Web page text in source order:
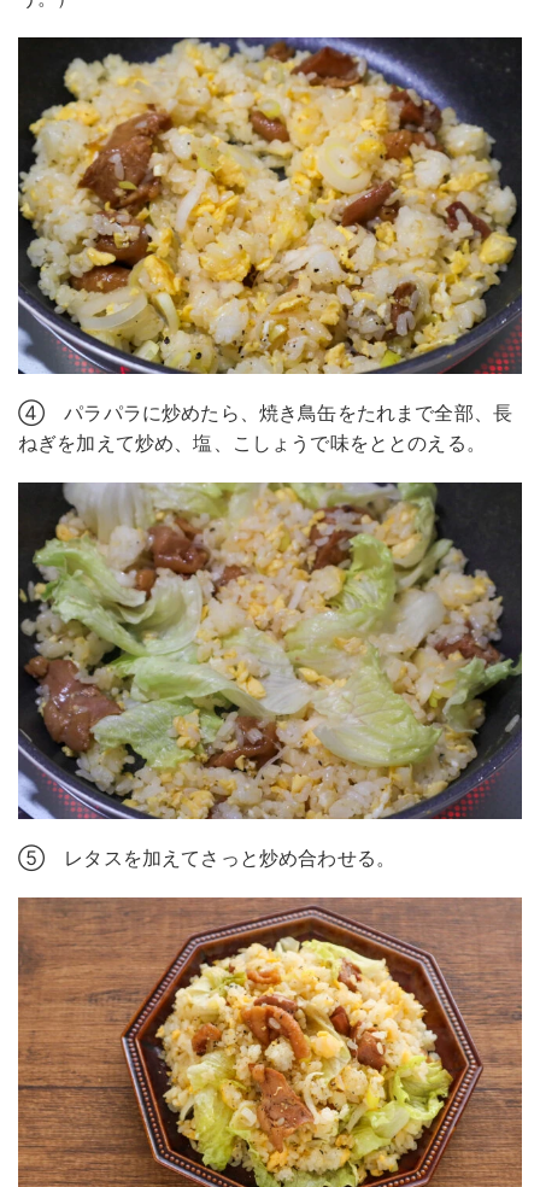
④ パラパラに炒めたら、焼き鳥缶をたれまで全部、長
ねぎを加えて炒め、塩、こしょうで味をととのえる。
⑤ レタスを加えてさっと炒め合わせる。